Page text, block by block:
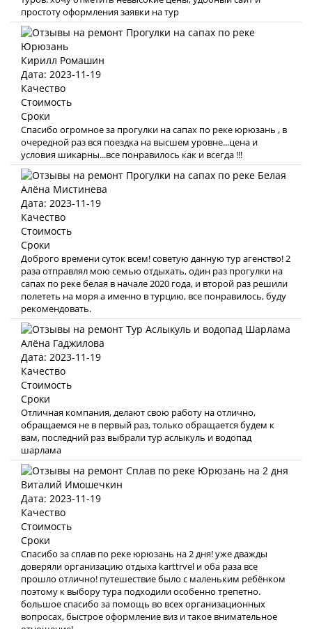
простоту оформления заявки на тур
Кирилл Ромашин
Дата: 2023-11-19
Качество
Стоимость
Сроки
Спасибо огромное за прогулки на сапах по реке юрюзань , в
очередной раз вся поездка на высшем уровне...цена и
условия шикарны...все понравилось как и всегда !!!
Алёна Мистинева
Дата: 2023-11-19
Качество
Стоимость
Сроки
Доброго времени суток всем! советую данную тур агенство! 2
раза отправлял мою семью отдыхать, один раз прогулки на
сапах по реке белая в начале 2020 года, и второй раз решили
полететь на моря а именно в турцию, все понравилось, буду
рекомендовать.
Алёна Гаджилова
Дата: 2023-11-19
Качество
Стоимость
Сроки
Отличная компания, делают свою работу на отлично,
обращаемся не в первый раз, только обращается будем к
вам, последний раз выбрали тур аслыкуль и водопад
шарлама
Виталий Имошечкин
Дата: 2023-11-19
Качество
Стоимость
Сроки
Спасибо за сплав по реке юрюзань на 2 дня! уже дважды
доверяли организацию отдыха karttrvel и оба раза все
прошло отлично! путешествие было с маленьким ребёнком
поэтому к выбору тура подходили особенно трепетно.
большое спасибо за помощь во всех организационных
вопросах, быстрое оформление виз и такое внимательное